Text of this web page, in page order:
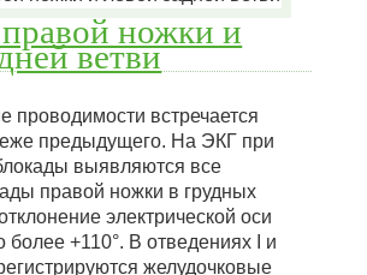
ножки и
ветви
проводимости встречается
предыдущего. На ЭКГ при
выявляются все
правой ножки в грудных
электрической оси
более +110°. В отведениях I и
желудочковые